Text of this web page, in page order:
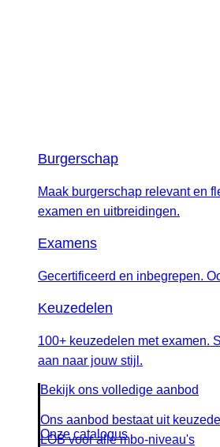
Burgerschap
Maak burgerschap relevant en
examen en uitbreidingen.
Examens
Gecertificeerd en inbegrepen.
Keuzedelen
100+ keuzedelen met examen.
aan naar jouw stijl.
Bekijk ons volledige aanbod
Ons aanbod bestaat uit
LOB voor alle mbo-niveau's
Onze catalogus